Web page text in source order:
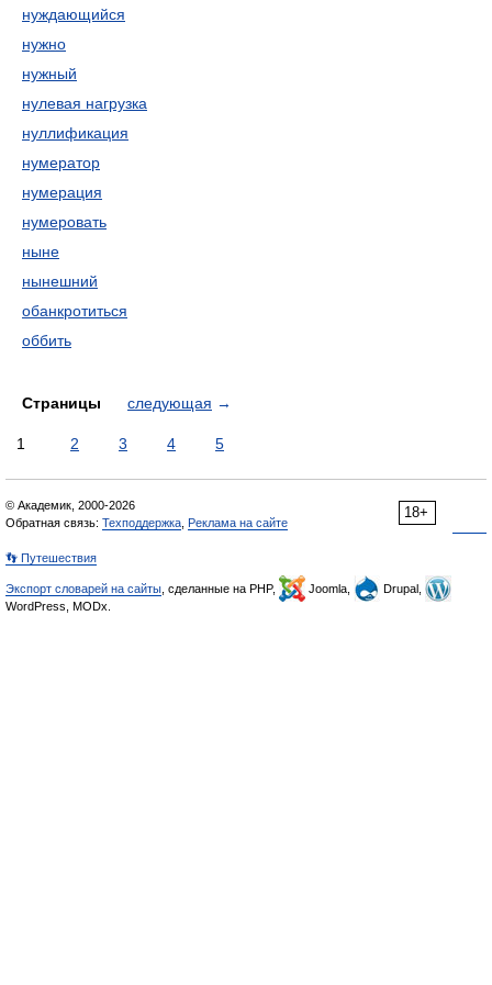
нуждающийся
нужно
нужный
нулевая нагрузка
нуллификация
нумератор
нумерация
нумеровать
ныне
нынешний
обанкротиться
оббить
Страницы следующая →
1 2 3 4 5
18+
© Академик, 2000-2026
Обратная связь: Техподдержка Реклама на сайте
👣 Путешествия
Экспорт словарей на сайты , сделанные на PHP, Joomla,
Drupal,
WordPress, MODx.